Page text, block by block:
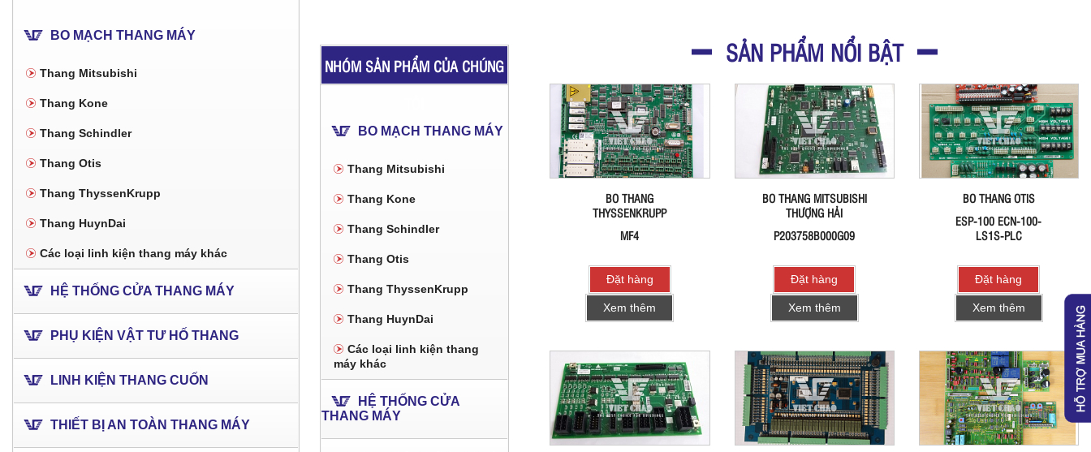
BO MẠCH THANG MÁY
Thang Mitsubishi
Thang Kone
Thang Schindler
Thang Otis
Thang ThyssenKrupp
Thang HuynDai
Các loại linh kiện thang máy khác
HỆ THỐNG CỬA THANG MÁY
PHỤ KIỆN VẬT TƯ HỐ THANG
LINH KIỆN THANG CUỐN
THIẾT BỊ AN TOÀN THANG MÁY
NHÓM SẢN PHẨM CỦA CHÚNG
BO MẠCH THANG MÁY
Thang Mitsubishi
Thang Kone
Thang Schindler
Thang Otis
Thang ThyssenKrupp
Thang HuynDai
Các loại linh kiện thang
máy khác
HỆ THỐNG CỬA
THANG MÁY
SẢN PHẨM NỔI BẬT
BO THANG
THYSSENKRUPP
MF4
Đặt hàng
Xem thêm
BO THANG MITSUBISHI
THƯỢNG HẢI
P203758B000G09
Đặt hàng
Xem thêm
BO THANG OTIS
ESP-100 ECN-100-
LS1S-PLC
Đặt hàng
Xem thêm